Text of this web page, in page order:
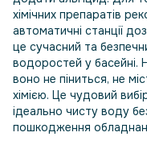
хімічних препаратів
автоматичні станції
це сучасний та
водоростей у басейні.
воно не піниться, не
хімією. Це чудовий
ідеально чисту воду
пошкодження